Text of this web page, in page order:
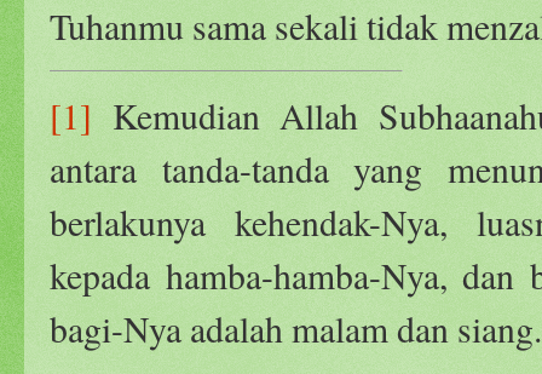
Tuhanmu sama sekali tidak
[1] Kemudian Allah
antara tanda-tanda yang
berlakunya kehendak-Nya,
kepada hamba-hamba-Nya,
bagi-Nya adalah malam dan siang.